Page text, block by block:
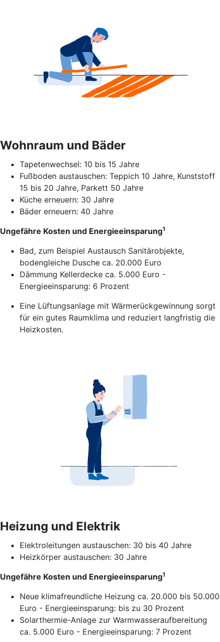
Wohnraum und Bäder
Tapetenwechsel: 10 bis 15 Jahre
Fußboden austauschen: Teppich 10 Jahre, Kunststoff
15 bis 20 Jahre, Parkett 50 Jahre
Küche erneuern: 30 Jahre
Bäder erneuern: 40 Jahre
Ungefähre Kosten und Energieeinsparung1
Bad, zum Beispiel Austausch Sanitärobjekte,
bodengleiche Dusche ca. 20.000 Euro
Dämmung Kellerdecke ca. 5.000 Euro -
Energieeinsparung: 6 Prozent
Eine Lüftungsanlage mit Wärmerückgewinnung sorgt
für ein gutes Raumklima und reduziert langfristig die
Heizkosten.
Heizung und Elektrik
Elektroleitungen austauschen: 30 bis 40 Jahre
Heizkörper austauschen: 30 Jahre
Ungefähre Kosten und Energieeinsparung1
Neue klimafreundliche Heizung ca. 20.000 bis 50.000
Euro - Energieeinsparung: bis zu 30 Prozent
Solarthermie-Anlage zur Warmwasseraufbereitung
ca. 5.000 Euro - Energieeinsparung: 7 Prozent